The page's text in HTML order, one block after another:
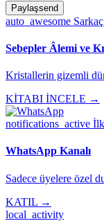
Paylaşsend
auto_awesome
Sebepler Âlemi ve
Kristallerin gizemli
KİTABI İNCELE →
notifications_active
WhatsApp Kanalı
Sadece üyelere özel
KATIL →
local_activity